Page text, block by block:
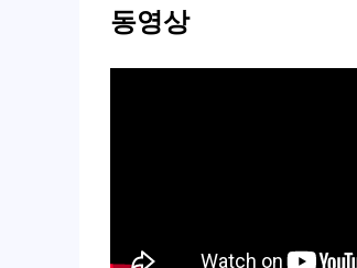
효린-널사랑하겠어
동영상